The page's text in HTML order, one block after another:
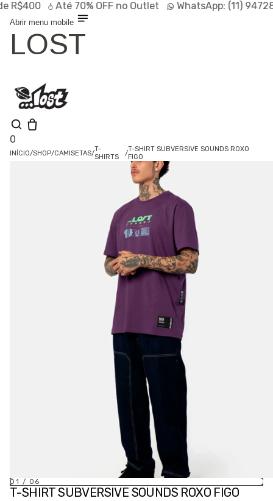
R$400 Até 70% OFFno Outlet WhatsApp: (11)
Abrir menu mobile
LOST
0
INÍCIO/SHOP/CAMISETAS/T-
SHIRTS
/T-SHIRT SUBVERSIVE SOUNDS ROXO
FIGO
01 / 06
T-SHIRT SUBVERSIVE SOUNDS ROXO FIGO